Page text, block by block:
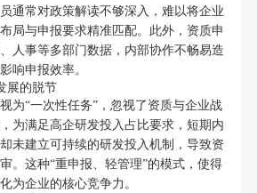
通常对政策解读不够深入，难以将企业
局与申报要求精准匹配。此外，资质申
人事等多部门数据，内部协作不畅易造
响申报效率。
展的脱节
为“一次性任务”，忽视了资质与企业战
为满足高企研发投入占比要求，短期内
未建立可持续的研发投入机制，导致资
。这种“重申报、轻管理”的模式，使得
为企业的核心竞争力。